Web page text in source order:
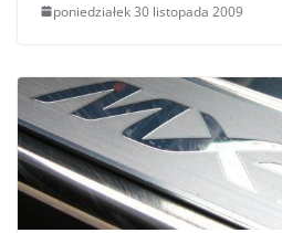
poniedziałek 30 listopada 2009